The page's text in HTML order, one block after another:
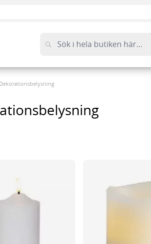
Dekorationsbelysning